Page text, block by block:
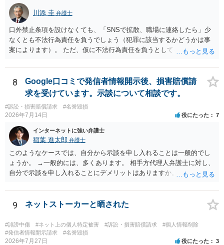
川添 圭 弁護士
口外禁止条項を設けなくても、「SNSで拡散、職場に連絡したら」少
なくとも不法行為責任を負うでしょう（犯罪に該当するかどうかは事
案によります）。 ただ、仮に不法行為責任を負うとしても、違約金を
（日本の裁判所が認定する慰謝料は、到底被害感情を満足させられる
ような金額ではありません）。そのため、口外禁止条項とともに口外
した場合の違約金（100～200万円程度）を定めることには、大きな意
味と抑止力があります。 逆に、口外禁止条項を設けると、正当な理由
がある場合を除いて第三者へ情報開示ができなくなります。そのた
め、口外禁止条項によって自らを縛られてしまうと困るようなケース
（例えば弁護団事件でマスコミ等へ公表する必要があるケース等）で
は、口外禁止の範囲を特定・限定する等の工夫をすることがあります
が、個人間の紛争で、合意後もみだりに紛争情報を口外することそれ
自体が異常事態であって、相手方への抑止効果として口外禁止条項を
設定しておく方が望ましい場合が多いと思われます（上記のとおり、
口外禁止条項は、違反した際の違約金条項とワンセットにすることで
効果を発揮するといえます）。
8
Google口コミで発信者情報開示後、損害賠償請
求を受けています。示談について相談です。
#訴訟・損害賠償請求 #名誉毀損
2026年7月14日 役にたった 7
インターネットに強い弁護士
稲葉 進太郎 弁護士
このようなケースでは、自分から示談を申し入れることは一般的でし
ょうか。 →一般的には、多くあります。 相手方代理人弁護士に対し、
自分で示談を申し入れることにデメリットはありますか。 →弁護士で
できる主張を展開するのが難しいという点が指摘されるでしょう。 弁
護士に依頼する経済的余裕がない場合、自分で示談交渉を行う際に注
意すべき点があれば教えてください。 →分からないことが出てきたら
弁護士にご相談になるのが良いかと存じます。まずは電話相談などで
直接弁護士にご相談になることをお勧めいたします。
9 ネットストーカーと晒された
#誹謗中傷 #ネット上の個人特定被害 #訴訟・損害賠償請求
#個人情報削除
#発信者情報開示請求
#名誉毀損
2026年7月27日 役にたった 3